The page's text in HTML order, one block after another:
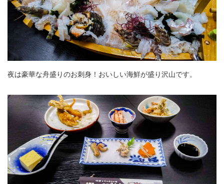
夜は豪華な舟盛りのお刺身！おいしい海鮮が盛り沢山です。